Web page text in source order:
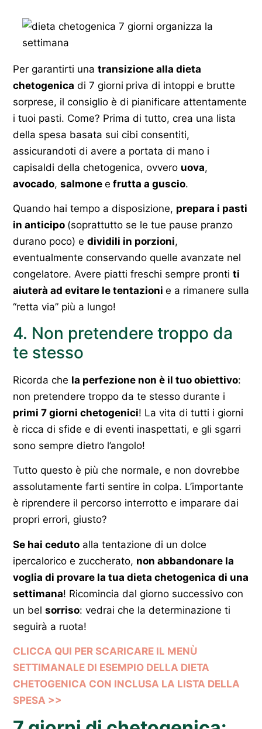
Per garantirti una transizione alla dieta
chetogenica di 7 giorni priva di intoppi e brutte
sorprese, il consiglio è di pianificare attentamente
i tuoi pasti. Come? Prima di tutto, crea una lista
della spesa basata sui cibi consentiti,
assicurandoti di avere a portata di mano i
capisaldi della chetogenica, ovvero uova,
avocado, salmone e frutta a guscio.
Quando hai tempo a disposizione, prepara i pasti
in anticipo (soprattutto se le tue pause pranzo
durano poco) e dividili in porzioni,
eventualmente conservando quelle avanzate nel
congelatore. Avere piatti freschi sempre pronti ti
aiuterà ad evitare le tentazioni e a rimanere sulla
“retta via” più a lungo!
4. Non pretendere troppo da
te stesso
Ricorda che la perfezione non è il tuo obiettivo:
non pretendere troppo da te stesso durante i
primi 7 giorni chetogenici! La vita di tutti i giorni
è ricca di sfide e di eventi inaspettati, e gli sgarri
sono sempre dietro l’angolo!
Tutto questo è più che normale, e non dovrebbe
assolutamente farti sentire in colpa. L’importante
è riprendere il percorso interrotto e imparare dai
propri errori, giusto?
Se hai ceduto alla tentazione di un dolce
ipercalorico e zuccherato, non abbandonare la
voglia di provare la tua dieta chetogenica di una
settimana! Ricomincia dal giorno successivo con
un bel sorriso: vedrai che la determinazione ti
seguirà a ruota!
CLICCA QUI PER SCARICARE IL MENÙ
SETTIMANALE DI ESEMPIO DELLA DIETA
CHETOGENICA CON INCLUSA LA LISTA DELLA
SPESA >>